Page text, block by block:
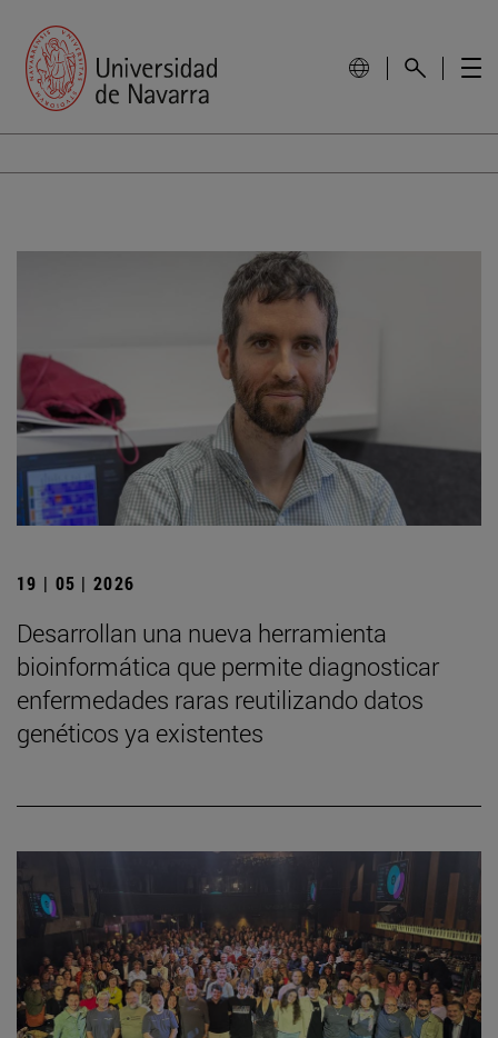
19 | 05 | 2026
Desarrollan una nueva herramienta
bioinformática que permite diagnosticar
enfermedades raras reutilizando datos
genéticos ya existentes